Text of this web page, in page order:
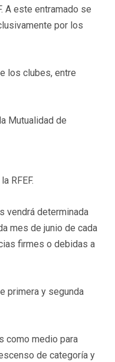
A este entramado se
por los
los clubes, entre
Mutualidad de
RFEF.
vendrá determinada
mes de junio de cada
firmes o debidas a
primera y segunda
como medio para
de categoría y